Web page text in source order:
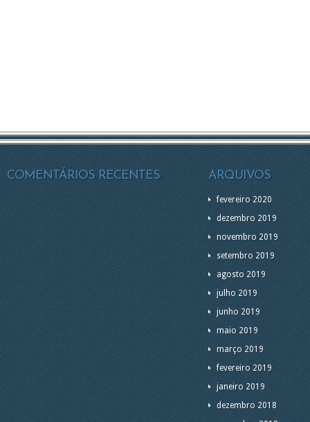
COMENTÁRIOS RECENTES ARQUIVOS
fevereiro 2020
dezembro 2019
novembro 2019
setembro 2019
agosto 2019
julho 2019
junho 2019
maio 2019
março 2019
fevereiro 2019
janeiro 2019
dezembro 2018